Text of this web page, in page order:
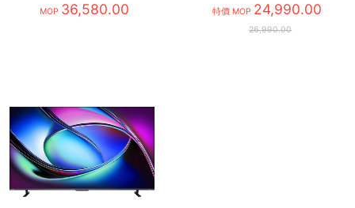
QA85QN70HAJXZK
MOP 36,580.00 特價 MOP 24,990.00
26,990.00